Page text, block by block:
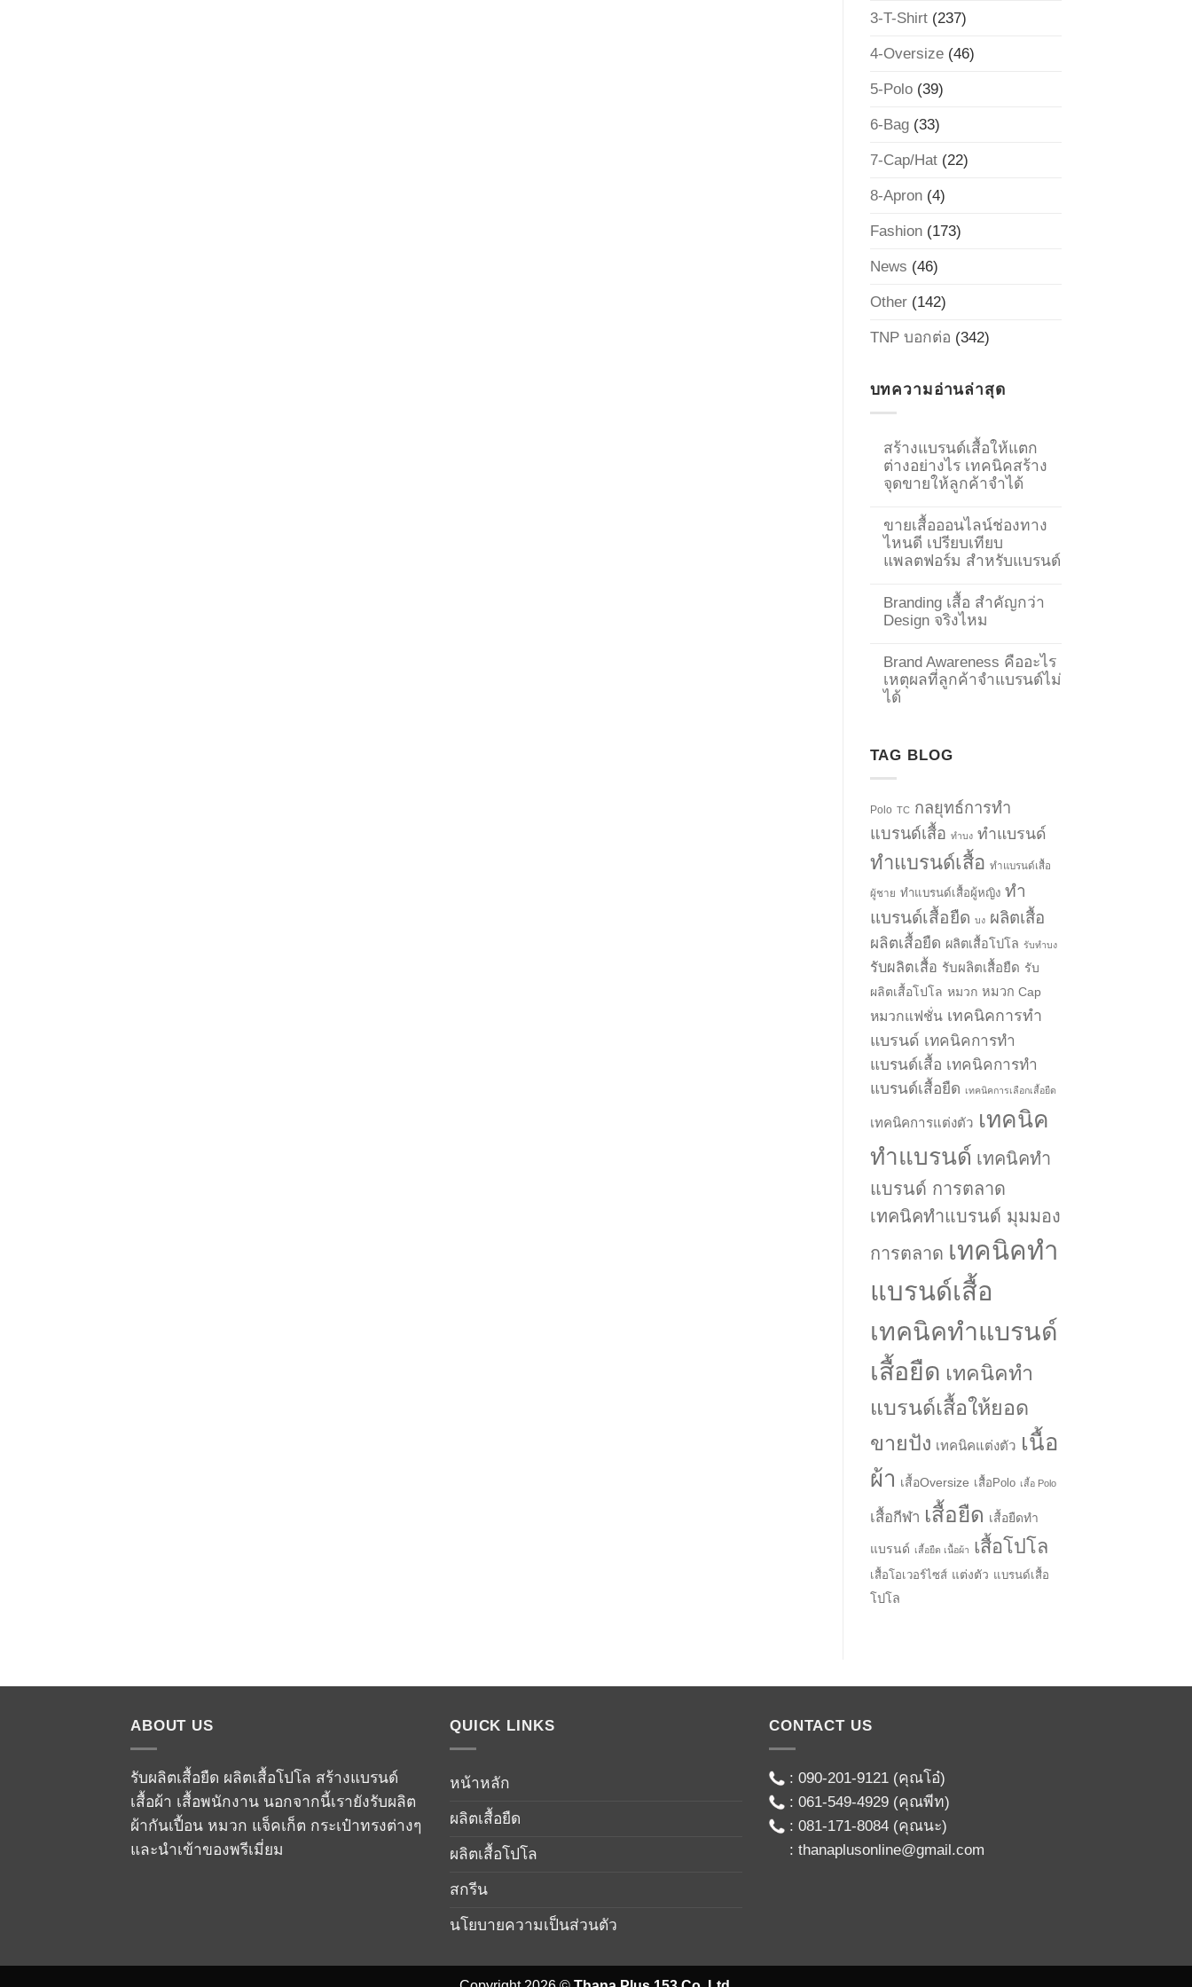
3-T-Shirt(237)
4-Oversize(46)
5-Polo(39)
6-Bag(33)
7-Cap/Hat(22)
8-Apron(4)
Fashion(173)
News (46)
Other(142)
TNP บอกต่อ (342)
บทความอ่านล่าสุด
สร้างแบรนด์เสื้อให้แตก
ต่างอย่างไร เทคนิคสร้าง
จุดขายให้ลูกค้าจำได้
ขายเสื้อออนไลน์ช่องทาง
ไหนดี เปรียบเทียบ
แพลตฟอร์ม สำหรับแบรนด์
Branding เสื้อ สำคัญกว่า
Design จริงไหม
Brand Awareness คืออะไร
เหตุผลที่ลูกค้าจำแบรนด์ไม่
ได้
TAG BLOG
Polo TC กลยุทธ์การทำ
แบรนด์เสื้อ ทำบง ทำแบรนด์
ทำแบรนด์เสื้อ ทำแบรนด์เสื้อ
ผู้ชาย ทำแบรนด์เสื้อผู้หญิง ทำ
แบรนด์เสื้อยืด บง ผลิตเสื้อ
ผลิตเสื้อยืด ผลิตเสื้อโปโล รับทำบง
รับผลิตเสื้อ รับผลิตเสื้อยืด รับ
ผลิตเสื้อโปโล หมวก หมวก Cap
หมวกแฟชั่น เทคนิคการทำ
แบรนด์ เทคนิคการทำ
แบรนด์เสื้อ เทคนิคการทำ
แบรนด์เสื้อยืด เทคนิคการเลือกเสื้อยืด
เทคนิคการแต่งตัว เทคนิค
ทำแบรนด์ เทคนิคทำ
แบรนด์ การตลาด
เทคนิคทำแบรนด์ มุมมอง
การตลาด เทคนิคทำ
แบรนด์เสื้อ
เทคนิคทำแบรนด์
เสื้อยืด เทคนิคทำ
แบรนด์เสื้อให้ยอด
ขายปัง เทคนิคแต่งตัว เนื้อ
ผ้า เสื้อOversize เสื้อPolo เสื้อ Polo
เสื้อกีฬา เสื้อยืด เสื้อยืดทำ
แบรนด์ เสื้อยืด เนื้อผ้า เสื้อโปโล
เสื้อโอเวอร์ไซส์ แต่งตัว แบรนด์เสื้อ
โปโล
ABOUT US
รับผลิตเสื้อยืด ผลิตเสื้อโปโล สร้างแบรนด์
เสื้อผ้า เสื้อพนักงาน นอกจากนี้เรายังรับผลิต
ผ้ากันเปื้อน หมวก แจ็คเก็ต กระเป๋าทรงต่างๆ
และนำเข้าของพรีเมี่ยม
QUICK LINKS
หน้าหลัก
ผลิตเสื้อยืด
ผลิตเสื้อโปโล
สกรีน
นโยบายความเป็นส่วนตัว
CONTACT US
: 090-201-9121(คุณโอ๋)
: 061-549-4929(คุณพีท)
: 081-171-8084(คุณนะ)
: thanaplusonline@gmail.com